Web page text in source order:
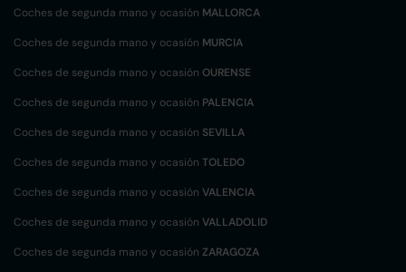
Coches de segunda mano y ocasión MALLORCA
Coches de segunda mano y ocasión MURCIA
Coches de segunda mano y ocasión OURENSE
Coches de segunda mano y ocasión PALENCIA
Coches de segunda mano y ocasión SEVILLA
Coches de segunda mano y ocasión TOLEDO
Coches de segunda mano y ocasión VALENCIA
Coches de segunda mano y ocasión VALLADOLID
Coches de segunda mano y ocasión ZARAGOZA